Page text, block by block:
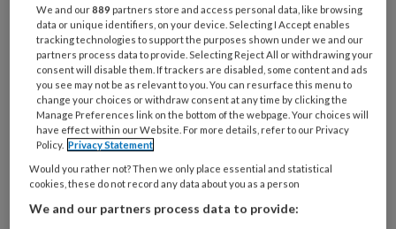
Pericardeffusie na hartchirurgie:
vaak gezien, zelden behandeld?
Pericardeffusie na hartchirurgie wordt
regelmatig vastgesteld, maar hoe vaak leidt dit
daadwerkelijk tot een harttamponade en daarmee
tot een cardiologische of chirurgische
interventie? In deze systematische review van
Stefan van Dinter (Radboudumc) en collega’s met
meta-analyse van 26 studies en ruim 8.400
We and our889 partners store and access personal data, like browsing
data or unique identifiers, on your device. Selecting I Accept enables
tracking technologies to support the purposes shown under we and our
partners process data to provide. Selecting Reject All or withdrawing your
consent will disable them. If trackers are disabled, some content and ads
you see may not be as relevant to you. You can resurface this menu to
change your choices or withdraw consent at any time by clicking the
Manage Preferences link on the bottom of the webpage. Your choices will
have effect within our Website. For more details, refer to our Privacy
Policy. Privacy Statement
Would you rather not? Then we only place essential and statistical
cookies, these do not record any data about you as a person
We and our partners process data to provide: